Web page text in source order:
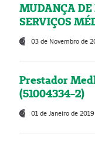
MUDANÇA DE
SERVIÇOS
03 de Novembro de
Prestador
(51004334-2)
01 de Janeiro de 2019